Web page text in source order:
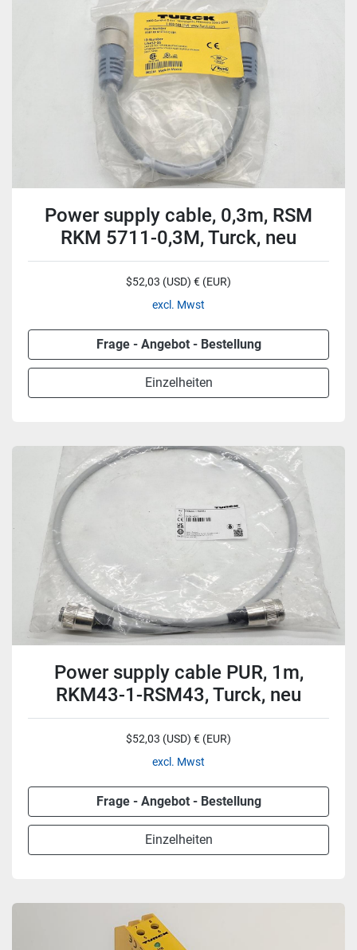
Sortieren nach
Power supply cable, 0,3m, RSM
RKM 5711-0,3M, Turck, neu
$52,03 (USD) € (EUR)
excl. Mwst
Frage - Angebot - Bestellung
Einzelheiten
Power supply cable PUR, 1m,
RKM43-1-RSM43, Turck, neu
$52,03 (USD) € (EUR)
excl. Mwst
Frage - Angebot - Bestellung
Einzelheiten